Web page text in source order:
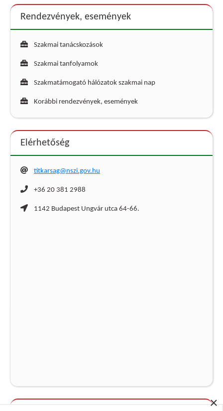
×
Rendezvények, események
Szakmai tanácskozások
Szakmai tanfolyamok
Szakmatámogató hálózatok szakmai nap
Korábbi rendezvények, események
Elérhetőség
titkarsag@nszi.gov.hu
+36 20 381 2988
1142 Budapest Ungvár utca 64-66.